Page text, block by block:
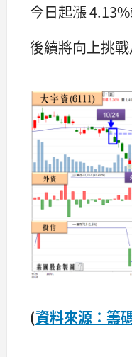
今日起漲
後續將向上挑
(資料來源：籌